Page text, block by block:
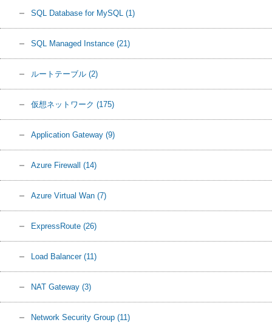
SQL Database for MySQL (1)
SQL Managed Instance (21)
ルートテーブル (2)
仮想ネットワーク (175)
Application Gateway (9)
Azure Firewall (14)
Azure Virtual Wan (7)
ExpressRoute (26)
Load Balancer (11)
NAT Gateway (3)
Network Security Group (11)